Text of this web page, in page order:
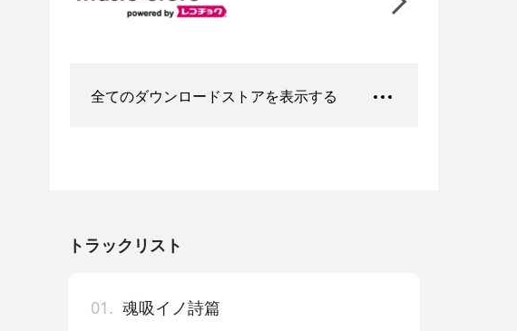
全てのダウンロードストアを表示する
トラックリスト
01. 魂吸イノ詩篇